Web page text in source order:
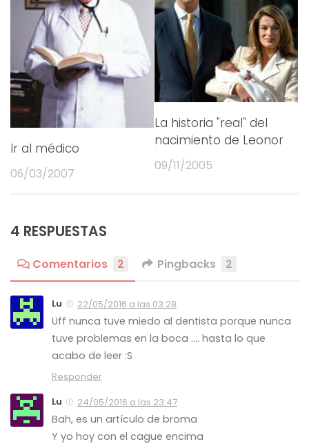
Ir al médico
06/03/2007
La historia "real" del
nacimiento de Leonor
09/11/2005
4 RESPUESTAS
Comentarios 2 Pingbacks 2
Lu 22/05/2016 a las 03:28
Uff nunca tuve miedo al dentista porque nunca
tuve problemas en la boca …. hasta lo que
acabo de leer :S
Responder
Lu
24/05/2016 a las 23:47
Bah, es un artículo de broma
Y yo hoy con el cague encima